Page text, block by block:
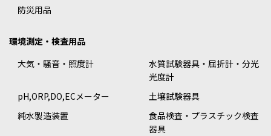
防災用品
環境測定・検査用品
大気・騒音・照度計
水質試験器具・屈折計・分光
光度計
pH,ORP,DO,ECメーター
土壌試験器具
純水製造装置
食品検査・プラスチック検査
器具